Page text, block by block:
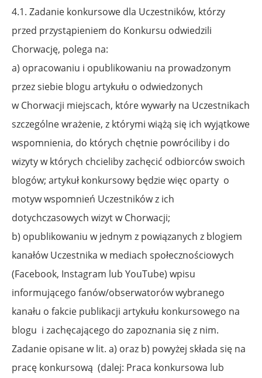
4.1. Zadanie konkursowe dla Uczestników, którzy
przed przystąpieniem do Konkursu odwiedzili
Chorwację, polega na:
a) opracowaniu i opublikowaniu na prowadzonym
przez siebie blogu artykułu o odwiedzonych
w Chorwacji miejscach, które wywarły na Uczestnikach
szczególne wrażenie, z którymi wiążą się ich wyjątkowe
wspomnienia, do których chętnie powróciliby i do
wizyty w których chcieliby zachęcić odbiorców swoich
blogów; artykuł konkursowy będzie więc oparty o
motyw wspomnień Uczestników z ich
dotychczasowych wizyt w Chorwacji;
b) opublikowaniu w jednym z powiązanych z blogiem
kanałów Uczestnika w mediach społecznościowych
(Facebook, Instagram lub YouTube) wpisu
informującego fanów/obserwatorów wybranego
kanału o fakcie publikacji artykułu konkursowego na
blogu i zachęcającego do zapoznania się z nim.
Zadanie opisane w lit. a) oraz b) powyżej składa się na
pracę konkursową (dalej: Praca konkursowa lub